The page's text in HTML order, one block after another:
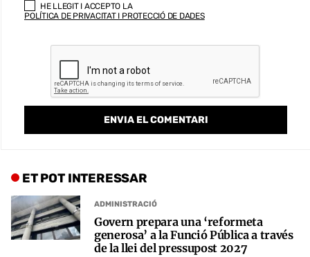
HE LLEGIT I ACCEPTO LA
POLÍTICA DE PRIVACITAT I PROTECCIÓ DE DADES
ET POT INTERESSAR
ADMINISTRACIÓ
Govern prepara una ‘reformeta
generosa’ a la Funció Pública a través
de la llei del pressupost 2027